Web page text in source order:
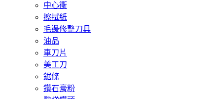
中心衝
擦拭紙
毛邊修整刀具
油品
車刀片
美工刀
鋸條
鑽石膏粉